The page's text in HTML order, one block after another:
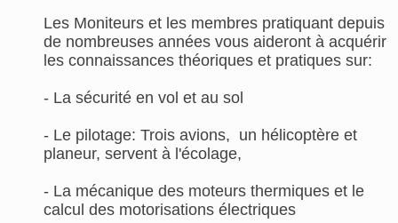
Les Moniteurs et les membres pratiquant depuis
de nombreuses années vous aideront à acquérir
les connaissances théoriques et pratiques sur:
- La sécurité en vol et au sol
- Le pilotage: Trois avions, un hélicoptère et
planeur, servent à l'écolage,
- La mécanique des moteurs thermiques et le
calcul des motorisations électriques